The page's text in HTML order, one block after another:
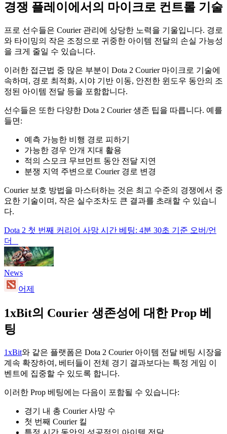
경쟁 플레이에서의 마이크로 컨트롤 기술
프로 선수들은 Courier 관리에 상당한 노력을 기울입니다. 경로
와 타이밍의 작은 조정으로 귀중한 아이템 전달의 손실 가능성
을 크게 줄일 수 있습니다.
이러한 접근법 중 많은 부분이 Dota 2 Courier 마이크로 기술에
속하며, 경로 최적화, 시야 기반 이동, 안전한 윈도우 동안의 조
정된 아이템 전달 등을 포함합니다.
선수들은 또한 다양한 Dota 2 Courier 생존 팁을 따릅니다. 예를
들면:
예측 가능한 비행 경로 피하기
가능한 경우 안개 지대 활용
적의 스모크 무브먼트 동안 전달 지연
분쟁 지역 주변으로 Courier 경로 변경
Courier 보호 방법을 마스터하는 것은 최고 수준의 경쟁에서 중
요한 기술이며, 작은 실수조차도 큰 결과를 초래할 수 있습니
다.
Dota 2 첫 번째 커리어 사망 시간 베팅: 4분 30초 기준 오버/언
더
News
어제
1xBit의 Courier 생존성에 대한 Prop 베
팅
1xBit와 같은 플랫폼은 Dota 2 Courier 아이템 전달 베팅 시장을
계속 확장하여, 베터들이 전체 경기 결과보다는 특정 게임 이
벤트에 집중할 수 있도록 합니다.
이러한 Prop 베팅에는 다음이 포함될 수 있습니다:
경기 내 총 Courier 사망 수
첫 번째 Courier 킬
특정 시간 동안의 성공적인 아이템 전달